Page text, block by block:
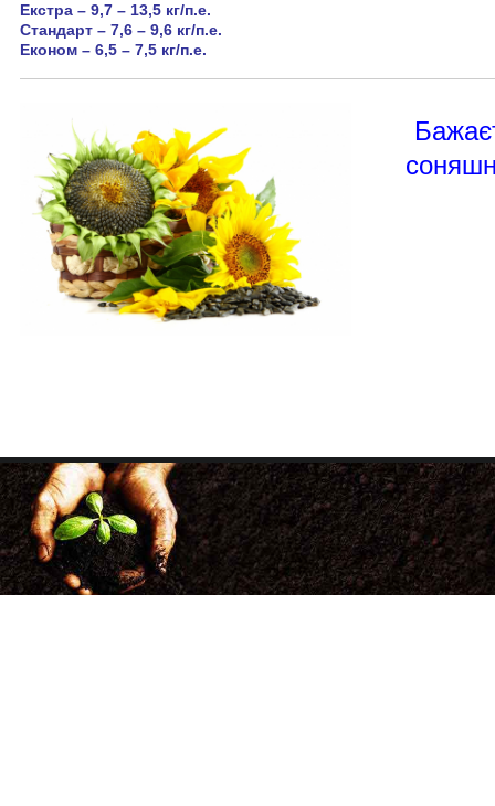
Екстра – 9,7 – 13,5 кг/п.е.
Стандарт – 7,6 – 9,6 кг/п.е.
Економ – 6,5 – 7,5 кг/п.е.